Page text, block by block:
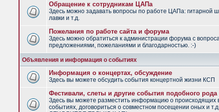
Обращение к сотрудникам ЦАПа
Здесь можно задавать вопросы по работе ЦАПа: гитарной
лавки и т.д.
Пожелания по работе сайта и форума
Здесь можно обратиться к администрации форума с
предложениями, пожеланиями и благодарностью. :-)
Объявления и информация о событиях
Информация о концертах, обсуждение
Здесь вы можете обсудить события концертной жизни КСП
Фестивали, слеты и другие события подобного рода
Здесь вы можете разместить информацию о
событиях, договориться о совместном посещении оных и